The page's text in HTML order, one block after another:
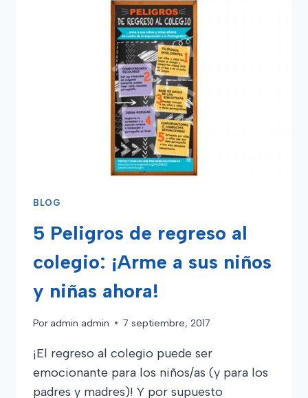
BLOG
5 Peligros de regreso al
colegio: ¡Arme a sus niños
y niñas ahora!
Por admin admin 7 septiembre, 2017
¡El regreso al colegio puede ser
emocionante para los niños/as (y para los
padres y madres)! Y por supuesto